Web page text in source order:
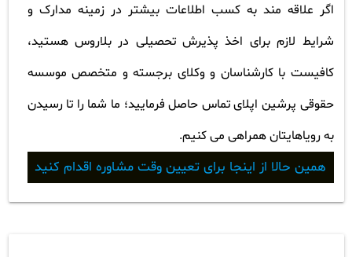
اگر علاقه مند به کسب اطلاعات بیشتر در زمینه مدارک و
شرایط لازم برای اخذ پذیرش تحصیلی در بلاروس هستید،
کافیست با کارشناسان و وکلای برجسته و متخصص موسسه
حقوقی پرشین اپلای تماس حاصل فرمایید؛ ما شما را تا رسیدن
به رویاهایتان همراهی می کنیم.
همین حالا از اینجا برای تعیین وقت مشاوره اقدام کنید